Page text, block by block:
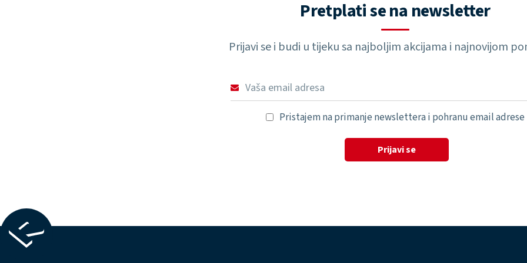
Pretplati se na newsletter
Prijavi se i budi u tijeku sa najboljim akcijama i najnovijom
Pristajem na primanje newslettera i pohranu email adrese
Prijavi se